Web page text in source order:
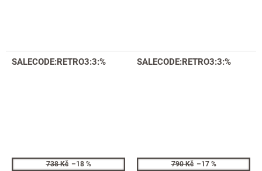
hvězdiček.
hvězdiček.
SALECODE:RETRO3:3:%
738 Kč –18 %
SALECODE:RETRO3:3:%
790 Kč –17 %